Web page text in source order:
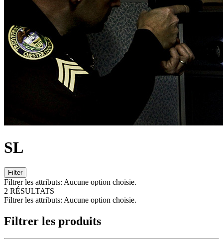
SL
Filter
Filtrer les attributs: Aucune option choisie.
2 RÉSULTATS
Filtrer les attributs: Aucune option choisie.
Filtrer les produits